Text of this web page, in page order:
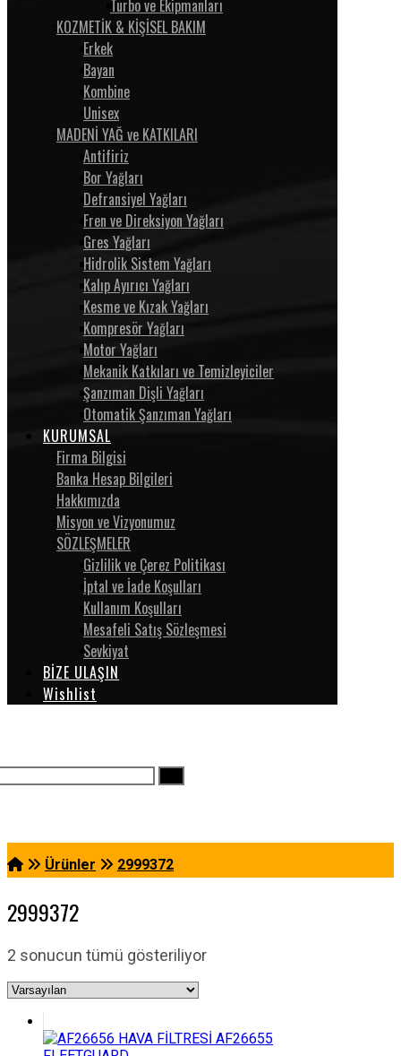
Turbo ve Ekipmanları
KOZMETİK & KİŞİSEL BAKIM
Erkek
Bayan
Kombine
Unisex
MADENİ YAĞ ve KATKILARI
Antifiriz
Bor Yağları
Defransiyel Yağları
Fren ve Direksiyon Yağları
Gres Yağları
Hidrolik Sistem Yağları
Kalıp Ayırıcı Yağları
Kesme ve Kızak Yağları
Kompresör Yağları
Motor Yağları
Mekanik Katkıları ve Temizleyiciler
Şanzıman Dişli Yağları
Otomatik Şanzıman Yağları
KURUMSAL
Firma Bilgisi
Banka Hesap Bilgileri
Hakkımızda
Misyon ve Vizyonumuz
SÖZLEŞMELER
Gizlilik ve Çerez Politikası
İptal ve İade Koşulları
Kullanım Koşulları
Mesafeli Satış Sözleşmesi
Sevkiyat
BİZE ULAŞIN
Wishlist
Ürünler 2999372
2999372
2 sonucun tümü gösteriliyor